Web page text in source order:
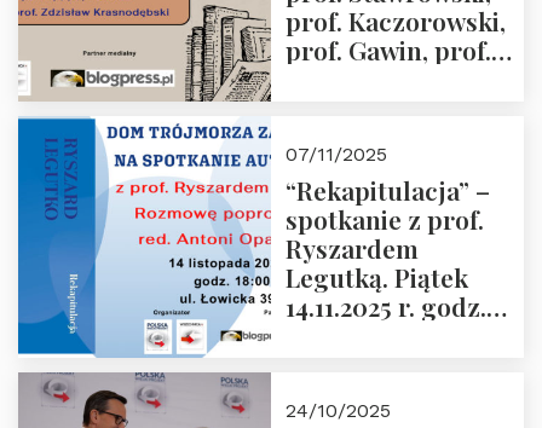
prof. Kaczorowski,
prof. Gawin, prof.
07/11/2025
“Rekapitulacja” –
spotkanie z prof.
Ryszardem
Legutką. Piątek
14.11.2025 r. godz.
24/10/2025